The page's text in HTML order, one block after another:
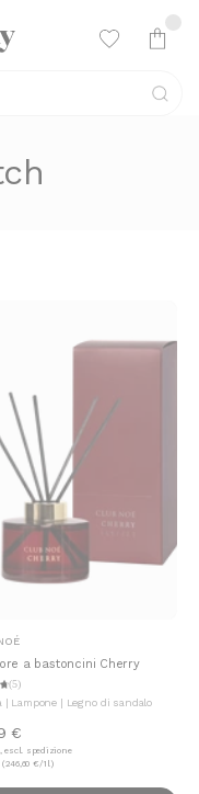
Aggiungi al carrello
a bastoncini Cherry
(5)
| Lampone | Legno di sandalo
€
escl. spedizione
(246,60 €/1l)